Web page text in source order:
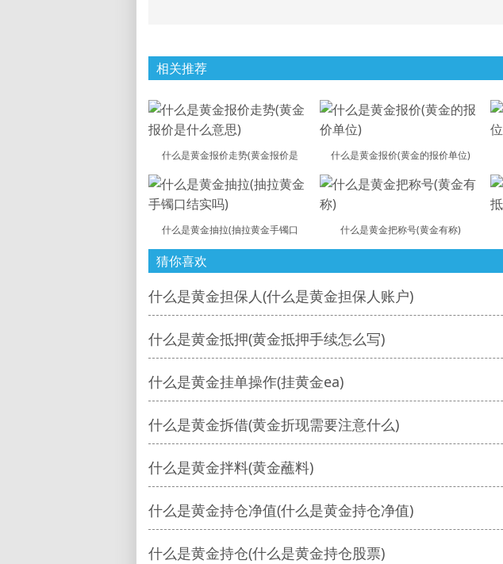
相关推荐
什么是黄金报价走势(黄金报价是 什么是黄金报价(黄金的报价单位)
什么是黄金抽拉(抽拉黄金手镯口 什么是黄金把称号(黄金有称)
猜你喜欢
什么是黄金担保人(什么是黄金担保人账户)
什么是黄金抵押(黄金抵押手续怎么写)
什么是黄金挂单操作(挂黄金ea)
什么是黄金拆借(黄金折现需要注意什么)
什么是黄金拌料(黄金蘸料)
什么是黄金持仓净值(什么是黄金持仓净值)
什么是黄金持仓(什么是黄金持仓股票)